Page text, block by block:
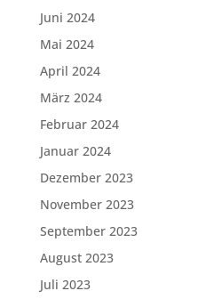
Juni 2024
Mai 2024
April 2024
März 2024
Februar 2024
Januar 2024
Dezember 2023
November 2023
September 2023
August 2023
Juli 2023